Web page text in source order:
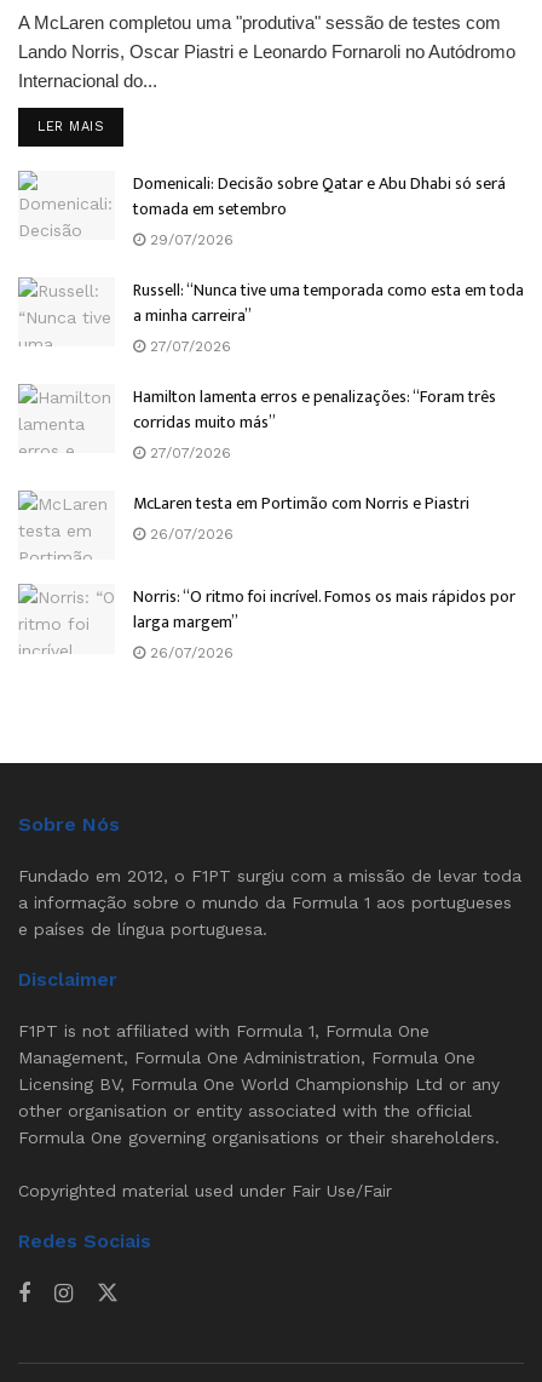
A McLaren completou uma "produtiva" sessão de testes com
Lando Norris, Oscar Piastri e Leonardo Fornaroli no Autódromo
Internacional do...
LER MAIS
Domenicali: Decisão sobre Qatar e Abu Dhabi só será
tomada em setembro
29/07/2026
Russell: “Nunca tive uma temporada como esta em toda
a minha carreira”
27/07/2026
Hamilton lamenta erros e penalizações: “Foram três
corridas muito más”
27/07/2026
McLaren testa em Portimão com Norris e Piastri
26/07/2026
Norris: “O ritmo foi incrível. Fomos os mais rápidos por
larga margem”
26/07/2026
Sobre Nós
Fundado em 2012, o F1PT surgiu com a missão de levar toda
a informação sobre o mundo da Formula 1 aos portugueses
e países de língua portuguesa.
Disclaimer
F1PT is not affiliated with Formula 1, Formula One
Management, Formula One Administration, Formula One
Licensing BV, Formula One World Championship Ltd or any
other organisation or entity associated with the official
Formula One governing organisations or their shareholders.
Copyrighted material used under Fair Use/Fair
Redes Sociais